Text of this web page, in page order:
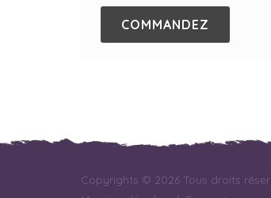
COMMANDEZ
Copyrights © 2026 Tous droits